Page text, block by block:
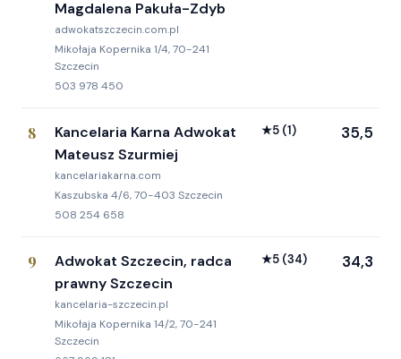
Magdalena Pakuła-Zdyb
adwokatszczecin.com.pl
Mikołaja Kopernika 1/4, 70-241
Szczecin
503 978 450
8
Kancelaria Karna Adwokat
Mateusz Szurmiej
kancelariakarna.com
Kaszubska 4/6, 70-403 Szczecin
508 254 658
★5 (1) 35,5
9
Adwokat Szczecin, radca
prawny Szczecin
kancelaria-szczecin.pl
Mikołaja Kopernika 14/2, 70-241
Szczecin
★5 (34) 34,3